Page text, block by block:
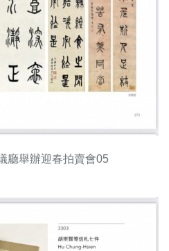
廳舉辦迎春拍賣會05